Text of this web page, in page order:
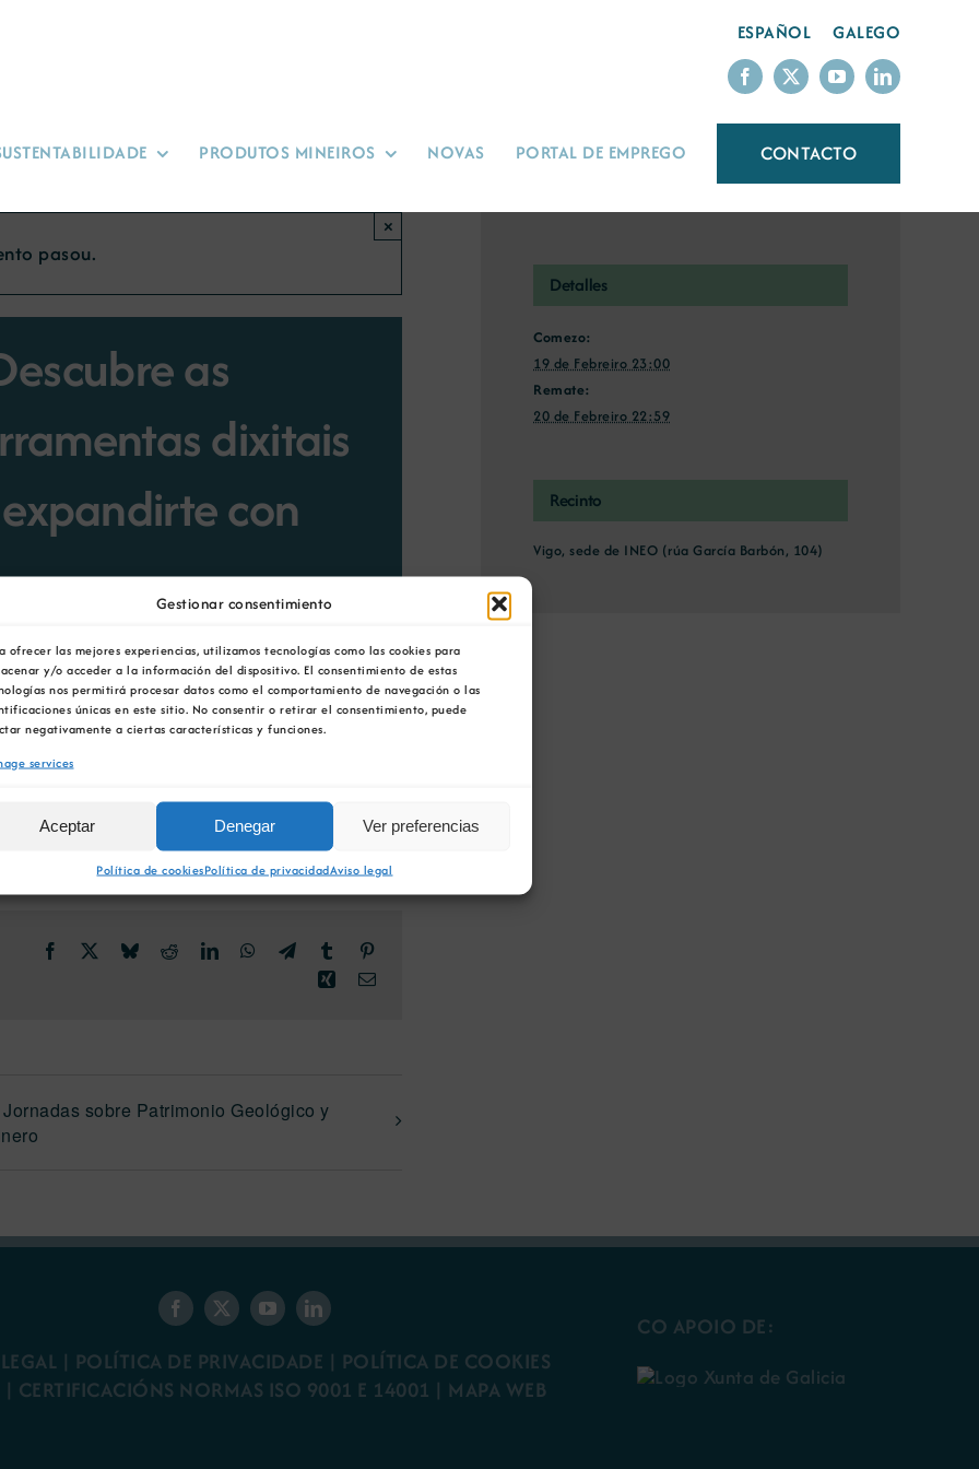
Gestionar consentimiento
ofrecer las mejores experiencias, utilizamos tecnologías como las cookies para
y/o acceder a la información del dispositivo. El consentimiento de estas
nos permitirá procesar datos como el comportamiento de navegación o las
únicas en este sitio. No consentir o retirar el consentimiento, puede
negativamente a ciertas características y funciones.
services
Aceptar Denegar Ver preferencias
Política de cookiesPolítica de privacidadAviso legal
ESPAÑOL GALEGO
PRODUTOS MINEIROS NOVAS PORTAL DE EMPREGO CONTACTO
pasou.
×
as
dixitais
con
de Febreiro 22:59
Facebook BlueskyRedditLinkedInWhatsApp
TelegramTumblr
XingEmail
Jornadas sobre Patrimonio Geológico y
Detalles
Comezo:
19 de Febreiro 23:00
Remate:
20 de Febreiro 22:59
Recinto
Vigo, sede de INEO (rúa García Barbón, 104)
| POLÍTICA DE PRIVACIDADE | POLÍTICA DE COOKIES
| CERTIFICACIÓNS NORMAS ISO 9001 E 14001 | MAPA WEB
CO APOIO DE: